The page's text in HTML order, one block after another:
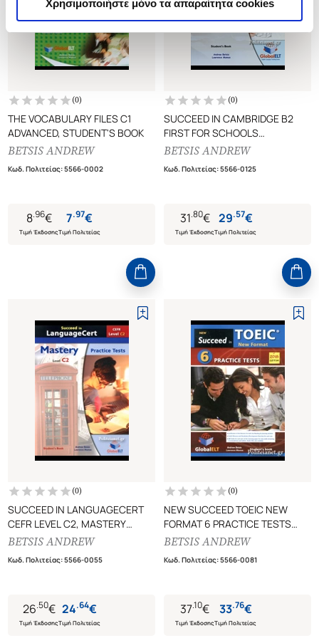
Χρησιμοποιήστε μόνο τα απαραίτητα cookies
(0)
THE VOCABULARY FILES C1
ADVANCED, STUDENT'S BOOK
BETSIS ANDREW
Κωδ. Πολιτείας:5566-0002
8.96€
Τιμή Έκδοσης
7.97€
Τιμή Πολιτείας
(0)
SUCCEED IN CAMBRIDGE B2
FIRST FOR SCHOOLS
10 PRACTICE TESTS (+B2 FIRST
BETSIS ANDREW
Κωδ. Πολιτείας:5566-0125
31.80€
Τιμή Έκδοσης
29.57€
Τιμή Πολιτείας
(0)
SUCCEED IN LANGUAGECERT
CEFR LEVEL C2, MASTERY
PRACTICE TESTS
BETSIS ANDREW
Κωδ. Πολιτείας:5566-0055
26.50€
Τιμή Έκδοσης
24.64€
Τιμή Πολιτείας
(0)
NEW SUCCEED TOEIC NEW
FORMAT 6 PRACTICE TESTS
(+MP3-CD+SELF-STUDY GUIDE)
EDITION)
BETSIS ANDREW
Κωδ. Πολιτείας:5566-0081
37.10€
Τιμή Έκδοσης
33.76€
Τιμή Πολιτείας